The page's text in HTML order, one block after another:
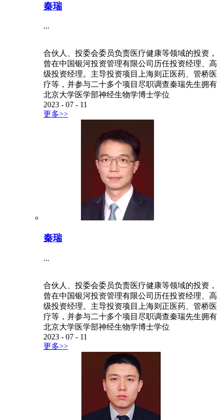
秦瑞
...
合伙人、投委会委员负责医疗健康等领域的投资，
曾在中国银河投资管理有限公司历任投资经理、高
级投资经理。主导投资项目上海则正医药、管桥医
疗等，并参与二十多个项目尽职调查秦瑞先生拥有
北京大学医学部神经生物学博士学位
2023 - 07 - 11
更多>>
秦瑞
...
合伙人、投委会委员负责医疗健康等领域的投资，
曾在中国银河投资管理有限公司历任投资经理、高
级投资经理。主导投资项目上海则正医药、管桥医
疗等，并参与二十多个项目尽职调查秦瑞先生拥有
北京大学医学部神经生物学博士学位
2023 - 07 - 11
更多>>